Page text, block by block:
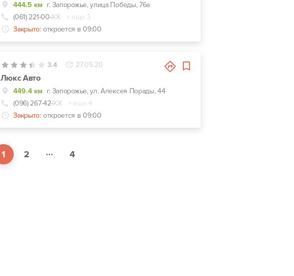
444.5 км г. Запорожье, улица Победы, 76а
(061) 221-00-ХХ
+ еще 3
Закрыто: откроется в 09:00
3.4 27.05.20
Люкс Авто
449.4 км г. Запорожье, ул. Алексея Порады, 44
(096) 267-42-ХХ
+ еще 4
Закрыто: откроется в 09:00
1 2 ... 4